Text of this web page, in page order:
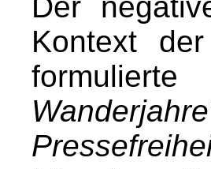
Kontext